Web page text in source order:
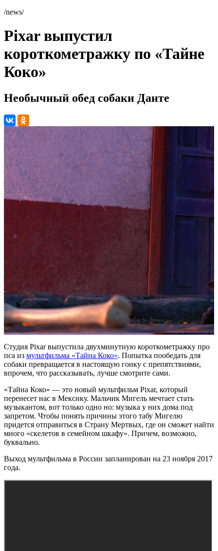
/news/
Pixar выпустил
короткометражку по «Тайне
Коко»
Необычный обед собаки Данте
Студия Pixar выпустила двухминутную короткометражку про
пса из мультфильма «Тайна Коко». Попытка пообедать для
собаки превращается в настоящую гонку с препятствиями,
впрочем, что рассказывать, лучше смотрите сами.
«Тайна Коко» — это новый мультфильм Pixar, который
перенесет нас в Мексику. Мальчик Мигель мечтает стать
музыкантом, вот только одно но: музыка у них дома под
запретом. Чтобы понять причины этого табу Мигелю
придется отправиться в Страну Мертвых, где он сможет найти
много «скелетов в семейном шкафу». Причем, возможно,
буквально.
Выход мультфильма в России запланирован на 23 ноября 2017
года.